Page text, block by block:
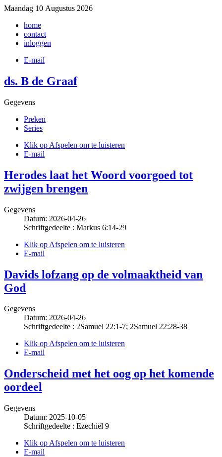
Maandag 10 Augustus 2026
home
contact
inloggen
E-mail
ds. B de Graaf
Gegevens
Preken
Series
Klik op Afspelen om te luisteren
E-mail
Herodes laat het Woord voorgoed tot
zwijgen brengen
Gegevens
Datum: 2026-04-26
Schriftgedeelte : Markus 6:14-29
Klik op Afspelen om te luisteren
E-mail
Davids lofzang op de volmaaktheid van
God
Gegevens
Datum: 2026-04-26
Schriftgedeelte : 2Samuel 22:1-7; 2Samuel 22:28-38
Klik op Afspelen om te luisteren
E-mail
Onderscheid met het oog op het komende
oordeel
Gegevens
Datum: 2025-10-05
Schriftgedeelte : Ezechiël 9
Klik op Afspelen om te luisteren
E-mail